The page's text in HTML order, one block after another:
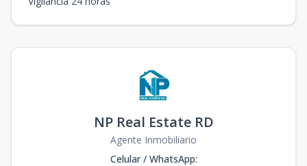
NP Real Estate RD
Agente Inmobiliario
Celular / WhatsApp: